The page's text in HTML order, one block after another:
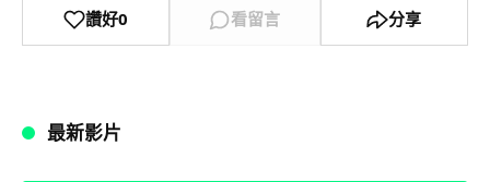
讚好0 看留言 分享
最新影片